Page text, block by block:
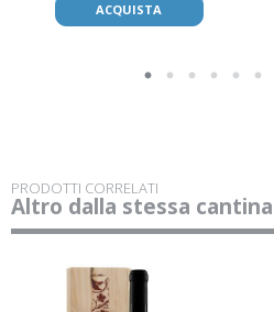
ACQUISTA
PRODOTTI CORRELATI
Altro dalla stessa cantina